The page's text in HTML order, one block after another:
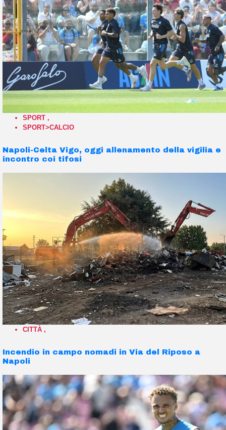
SPORT ,
SPORT>CALCIO
Napoli-Celta Vigo, oggi allenamento della vigilia e
incontro coi tifosi
CITTÀ ,
Incendio in campo nomadi in Via del Riposo a
Napoli